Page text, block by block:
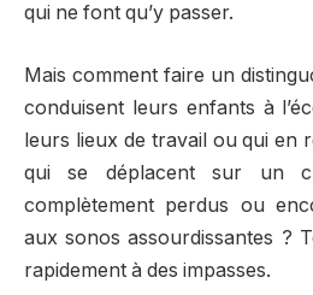
qui ne font qu’y passer.
Mais comment faire un
conduisent leurs enfants à
leurs lieux de travail ou qui en
qui se déplacent sur un
complètement perdus ou
aux sonos assourdissantes ?
rapidement à des impasses.